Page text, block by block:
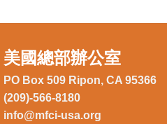
美國總部辦公室
PO Box 509 Ripon, CA 95366
(209)-566-8180
info@mfci-usa.org